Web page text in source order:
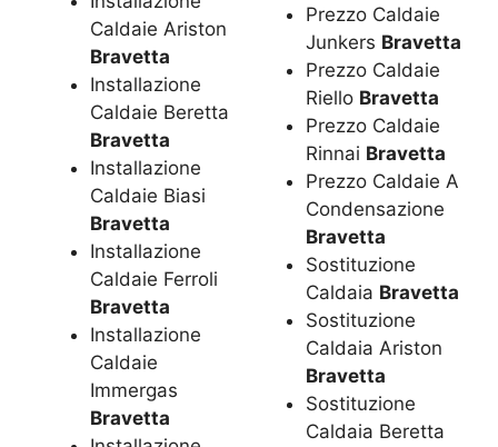
Caldaie Ariston
Bravetta
Installazione
Caldaie Beretta
Bravetta
Installazione
Caldaie Biasi
Bravetta
Installazione
Caldaie Ferroli
Bravetta
Installazione
Caldaie
Immergas
Bravetta
Prezzo Caldaie
Junkers Bravetta
Prezzo Caldaie
Riello Bravetta
Prezzo Caldaie
Rinnai Bravetta
Prezzo Caldaie A
Condensazione
Bravetta
Sostituzione
Caldaia Bravetta
Sostituzione
Caldaia Ariston
Bravetta
Sostituzione
Caldaia Beretta